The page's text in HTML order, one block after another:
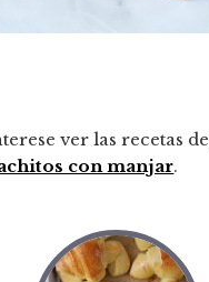
ver las recetas de
con manjar.